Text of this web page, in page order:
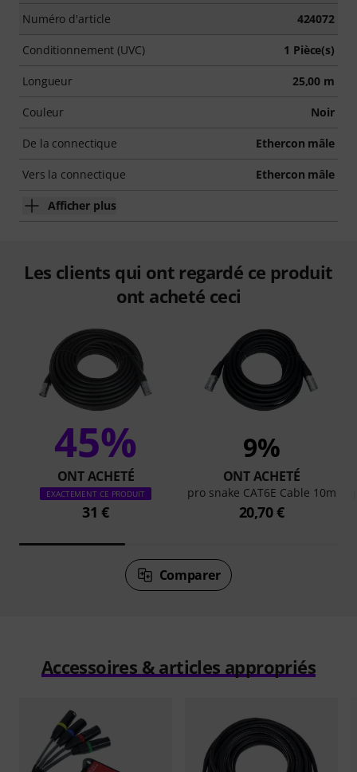
Numéro d'article 424072
Conditionnement (UVC) 1 Pièce(s)
Longueur 25,00 m
Couleur Noir
De la connectique Ethercon mâle
Vers la connectique Ethercon mâle
Afficher plus
Les clients qui ont regardé ce produit
ont acheté ceci
45%
ONT ACHETÉ
EXACTEMENT CE PRODUIT
31 €
9%
ONT ACHETÉ
pro snake CAT6E Cable 10m
20,70 €
Comparer
Accessoires & articles appropriés